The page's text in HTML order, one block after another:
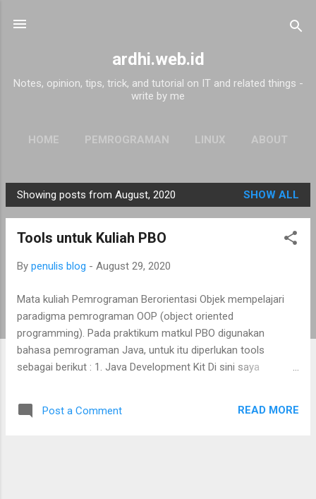
ardhi.web.id
Notes, opinion, tips, trick, and tutorial on IT and related things -
write by me
HOME PEMROGRAMAN LINUX ABOUT
P
o
Showing posts from August, 2020 SHOW ALL
Tools untuk Kuliah PBO
By penulis blog - August 29, 2020
Mata kuliah Pemrograman Berorientasi Objek mempelajari
paradigma pemrograman OOP (object oriented
programming). Pada praktikum matkul PBO digunakan
bahasa pemrograman Java, untuk itu diperlukan tools
sebagai berikut : 1. Java Development Kit Di sini saya
downloads.html. JDK ini wajib diinstall untuk coding bahasa
Post a Comment READ MORE